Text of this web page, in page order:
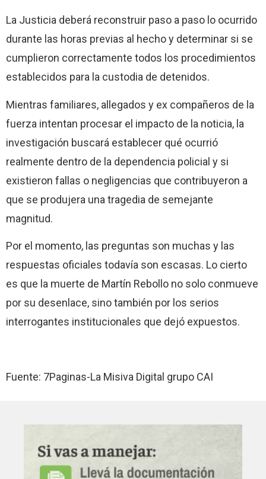
La Justicia deberá reconstruir paso a paso lo ocurrido
durante las horas previas al hecho y determinar si se
cumplieron correctamente todos los procedimientos
establecidos para la custodia de detenidos.
Mientras familiares, allegados y ex compañeros de la
fuerza intentan procesar el impacto de la noticia, la
investigación buscará establecer qué ocurrió
realmente dentro de la dependencia policial y si
existieron fallas o negligencias que contribuyeron a
que se produjera una tragedia de semejante
magnitud.
Por el momento, las preguntas son muchas y las
respuestas oficiales todavía son escasas. Lo cierto
es que la muerte de Martín Rebollo no solo conmueve
por su desenlace, sino también por los serios
interrogantes institucionales que dejó expuestos.
Fuente: 7Paginas-La Misiva Digital grupo CAI